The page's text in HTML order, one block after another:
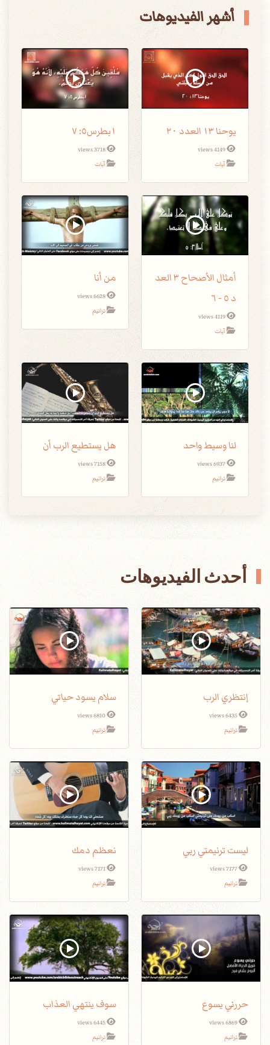
أشهر الفيديوهات
يوحنا ١٣ العدد ٢٠
4149 views
آيات
١بطرس٥: ٧
3718 views
آيات
أمثال الأصحاح ٣ العد
د ٥ - ٦
4119 views
آيات
من أنا
6628 views
ترانيم
لنا وسيط واحد
6937 views
ترانيم
هل يستطيع الرب أن
7158 views
ترانيم
أحدث الفيديوهات
إنتظري الرب
6435 views
ترانيم
سلام يسود حياتي
6810 views
ترانيم
ليست ترنيمتي ربي
7177 views
ترانيم
نعظم دمك
7171 views
ترانيم
حررني يسوع
6869 views
ترانيم
سوف ينتهي العذاب
6445 views
ترانيم